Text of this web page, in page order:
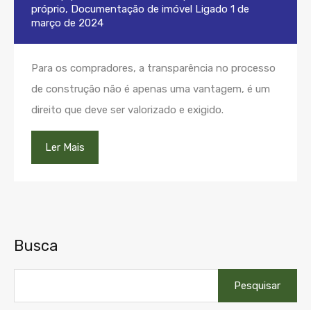
próprio, Documentação de imóvel Ligado 1 de
março de 2024
Para os compradores, a transparência no processo
de construção não é apenas uma vantagem, é um
direito que deve ser valorizado e exigido.
Ler Mais
Busca
por: